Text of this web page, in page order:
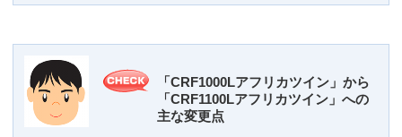
「CRF1000Lアフリカツイン」から
「CRF1100Lアフリカツイン」への
主な変更点